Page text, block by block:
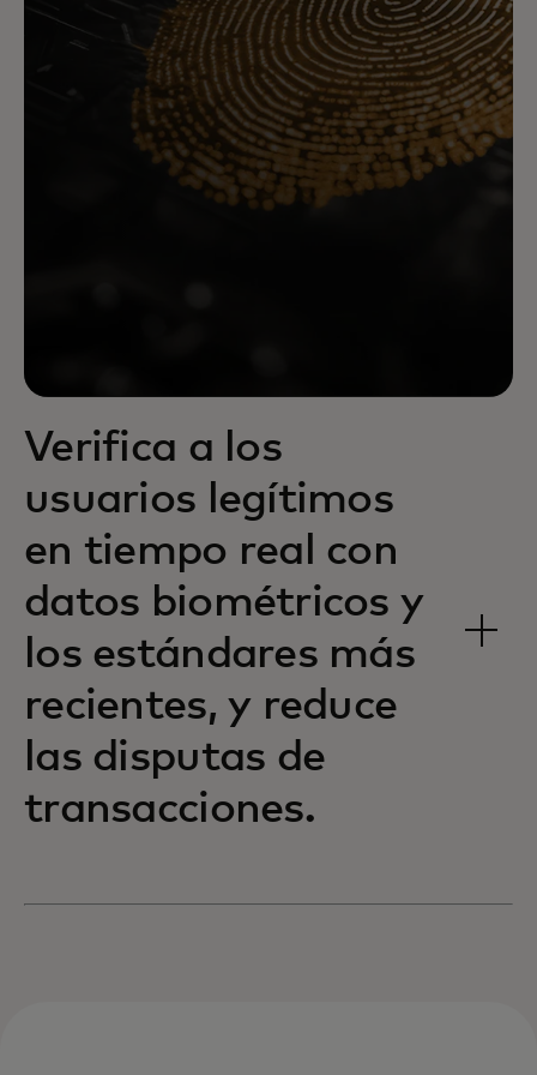
Verifica a los
usuarios legítimos
en tiempo real con
datos biométricos y
los estándares más
recientes, y reduce
las disputas de
transacciones.